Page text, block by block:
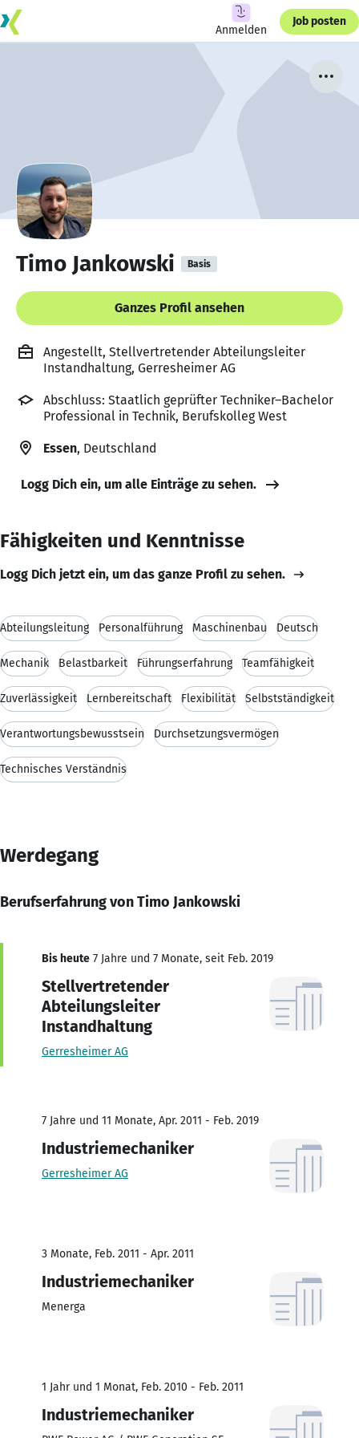
Anmelden
Job posten
Timo Jankowski Basis
Ganzes Profil ansehen
Angestellt, Stellvertretender Abteilungsleiter
Instandhaltung, Gerresheimer AG
Abschluss: Staatlich geprüfter Techniker–Bachelor
Professional in Technik, Berufskolleg West
Essen, Deutschland
Logg Dich ein, um alle Einträge zu sehen.
Fähigkeiten und Kenntnisse
Logg Dich jetzt ein, um das ganze Profil zu sehen.
Abteilungsleitung Personalführung Maschinenbau Deutsch
Mechanik Belastbarkeit Führungserfahrung Teamfähigkeit
Zuverlässigkeit Lernbereitschaft Flexibilität Selbstständigkeit
Verantwortungsbewusstsein Durchsetzungsvermögen
Technisches Verständnis
Werdegang
Berufserfahrung von Timo Jankowski
Bis heute 7 Jahre und 7 Monate, seit Feb. 2019
Stellvertretender
Abteilungsleiter
Instandhaltung
Gerresheimer AG
7 Jahre und 11 Monate, Apr. 2011 - Feb. 2019
Industriemechaniker
Gerresheimer AG
3 Monate, Feb. 2011 - Apr. 2011
Industriemechaniker
Menerga
1 Jahr und 1 Monat, Feb. 2010 - Feb. 2011
Industriemechaniker